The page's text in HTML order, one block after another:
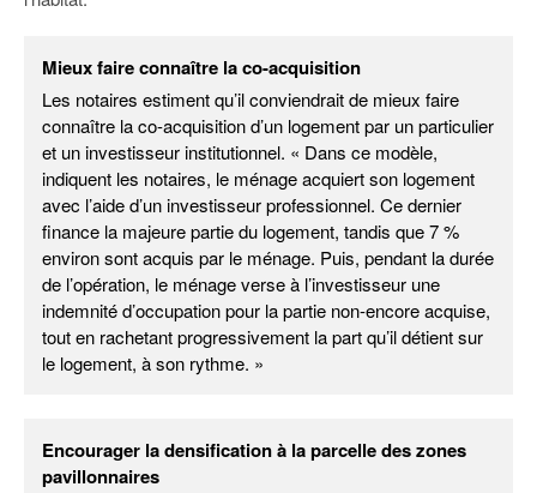
Mieux faire connaître la co-acquisition
Les notaires estiment qu’il conviendrait de mieux faire
connaître la co-acquisition d’un logement par un particulier
et un investisseur institutionnel. « Dans ce modèle,
indiquent les notaires, le ménage acquiert son logement
avec l’aide d’un investisseur professionnel. Ce dernier
finance la majeure partie du logement, tandis que 7 %
environ sont acquis par le ménage. Puis, pendant la durée
de l’opération, le ménage verse à l’investisseur une
indemnité d’occupation pour la partie non-encore acquise,
tout en rachetant progressivement la part qu’il détient sur
le logement, à son rythme. »
Encourager la densification à la parcelle des zones
pavillonnaires